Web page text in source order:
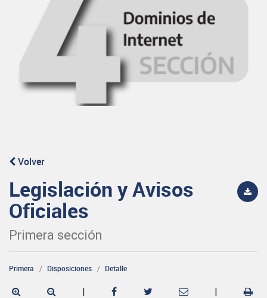
Volver
Legislación y Avisos
Oficiales
Primera sección
Primera Disposiciones Detalle
| |